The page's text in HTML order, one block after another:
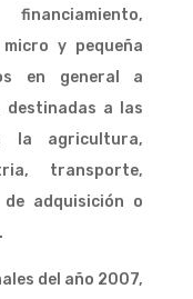
y pequeña
en general a
destinadas a las
la agricultura,
transporte,
adquisición o
del año 2007,